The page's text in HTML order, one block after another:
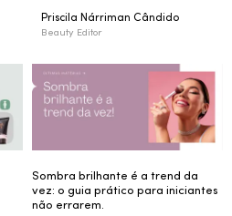
Priscila Nárriman Cândido
Beauty Editor
Sombra brilhante é a trend da
vez: o guia prático para iniciantes
não errarem.